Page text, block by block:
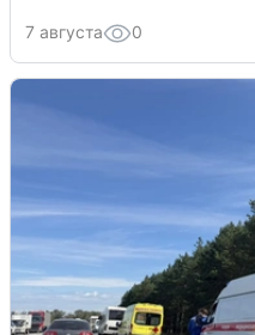
7 августа 0